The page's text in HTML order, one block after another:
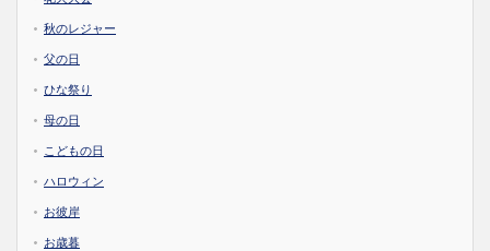
秋のレジャー
父の日
ひな祭り
母の日
こどもの日
ハロウィン
お彼岸
お歳暮